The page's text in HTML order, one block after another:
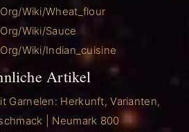
wiki/Wheat_flour
wiki/Sauce
wiki/Indian_cuisine
Artikel
Garnelen: Herkunft, Varianten,
| Neumark 800